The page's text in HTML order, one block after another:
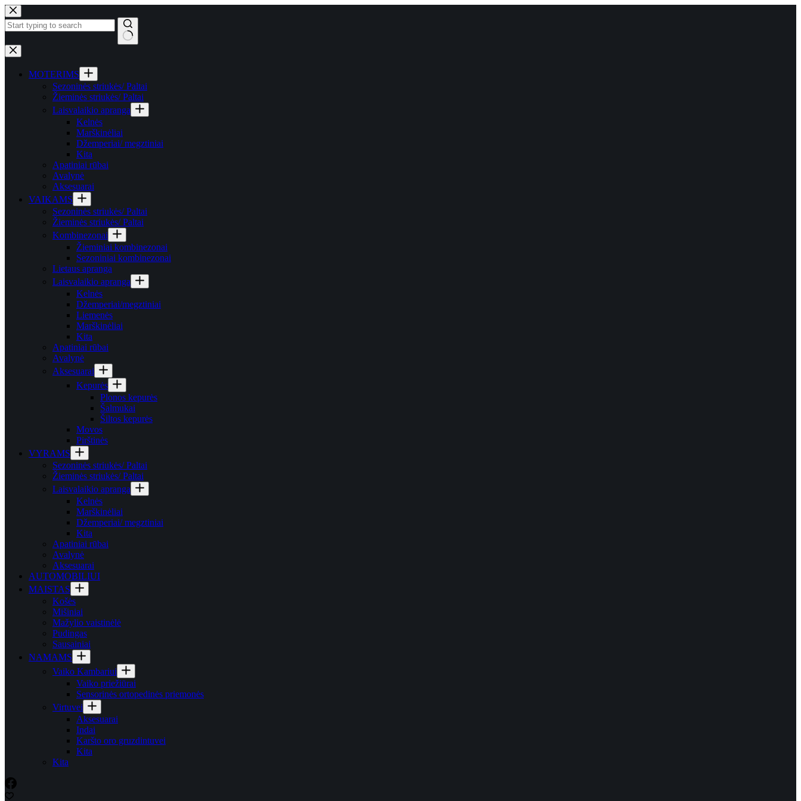
Pereiti
prie
turinio
Rezultatų
nėra
MOTERIMS
Sezoninės striukės/ Paltai
Žieminės striukės/ Paltai
Laisvalaikio apranga
Kelnės
Marškinėliai
Džemperiai/ megztiniai
Kita
Apatiniai rūbai
Avalynė
Aksesuarai
VAIKAMS
Sezoninės striukės/ Paltai
Žieminės striukės/ Paltai
Kombinezonai
Žieminiai kombinezonai
Sezoniniai kombinezonai
Lietaus apranga
Laisvalaikio apranga
Kelnės
Džemperiai/megztiniai
Liemenės
Marškinėliai
Kita
Apatiniai rūbai
Avalynė
Aksesuarai
Kepurės
Plonos kepurės
Šalmukai
Šiltos kepurės
Movos
Pirštinės
VYRAMS
Sezoninės striukės/ Paltai
Žieminės striukės/ Paltai
Laisvalaikio apranga
Kelnės
Marškinėliai
Džemperiai/ megztiniai
Kita
Apatiniai rūbai
Avalynė
Aksesuarai
AUTOMOBILIUI
MAISTAS
Košės
Mišiniai
Mažylio vaistinėlė
Pudingas
Sausainiai
NAMAMS
Vaiko Kambariui
Vaiko priežiūrai
Sensorinės ortopedinės priemonės
Virtuvei
Aksesuarai
Indai
Karšto oro gruzdintuvei
Kita
Kita